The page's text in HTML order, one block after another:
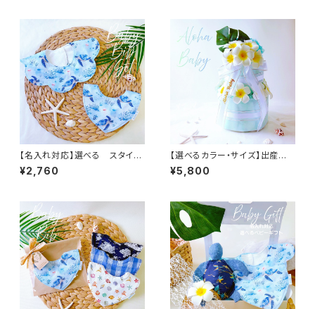
【名入れ対応】選べる スタイ２
枚セット ／ ハワイや海を感
じる 海 貝 ホヌ ヤシ
¥2,760
【選べるカラー・サイズ】出産祝
い プルメリアとモンステラ ハ
ワイアンおむつケーキ ／
¥5,800